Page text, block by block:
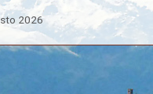
2026